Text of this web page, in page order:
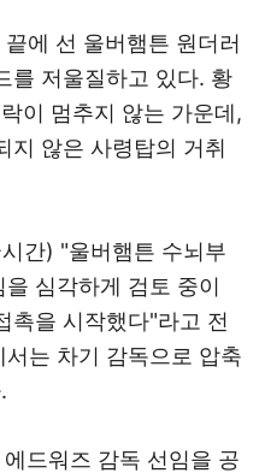
에 선 울버햄튼 원더러
를 저울질하고 있다. 황
이 멈추지 않는 가운데,
지 않은 사령탑의 거취
간) "울버햄튼 수뇌부
심각하게 검토 중이
촉을 시작했다"라고 전
는 차기 감독으로 압축
드워즈 감독 선임을 공